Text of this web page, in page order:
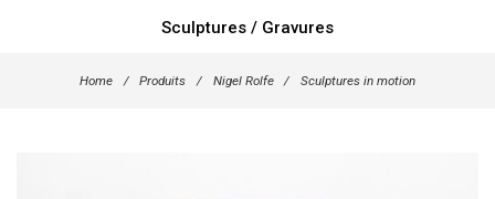
Sculptures / Gravures
Home / Produits / Nigel Rolfe / Sculptures in motion